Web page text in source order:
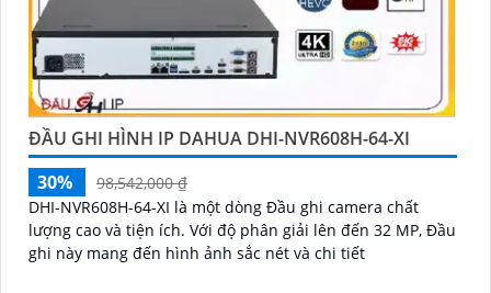
ĐẦU GHI HÌNH IP DAHUA DHI-NVR608H-64-XI
30%
98,542,000 ₫
DHI-NVR608H-64-XI là một dòng Đầu ghi camera chất
lượng cao và tiện ích. Với độ phân giải lên đến 32 MP, Đầu
ghi này mang đến hình ảnh sắc nét và chi tiết